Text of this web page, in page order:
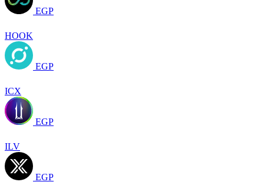
EGP
HOOK
EGP
ICX
EGP
ILV
EGP